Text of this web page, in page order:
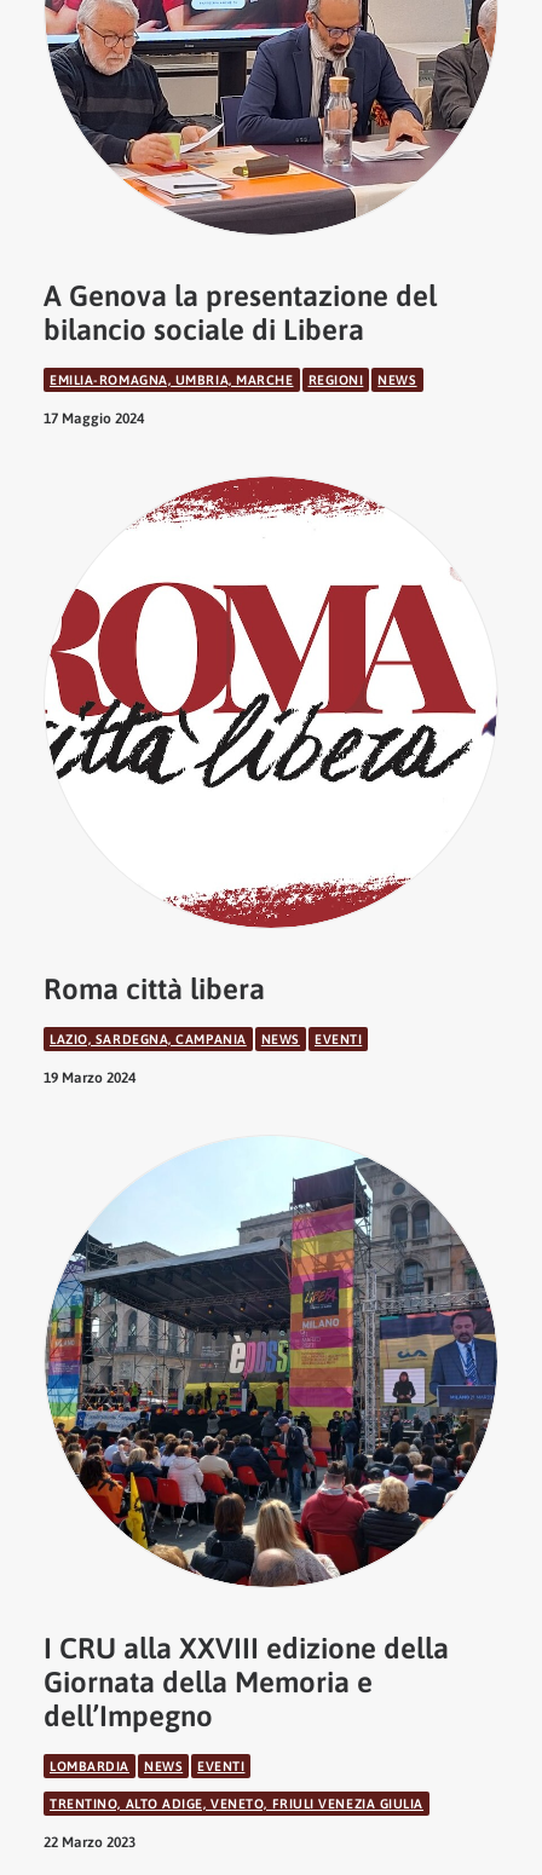
A Genova la presentazione del
bilancio sociale di Libera
EMILIA-ROMAGNA, UMBRIA, MARCHE REGIONI NEWS
17 Maggio 2024
Roma città libera
LAZIO, SARDEGNA, CAMPANIA NEWS EVENTI
19 Marzo 2024
I CRU alla XXVIII edizione della
Giornata della Memoria e
dell’Impegno
LOMBARDIA NEWS EVENTI
TRENTINO, ALTO ADIGE, VENETO, FRIULI VENEZIA GIULIA
22 Marzo 2023